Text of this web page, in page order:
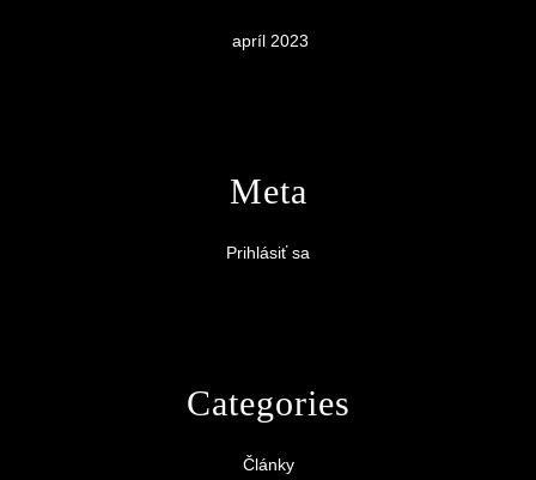
apríl 2023
Meta
Prihlásiť sa
Categories
Články